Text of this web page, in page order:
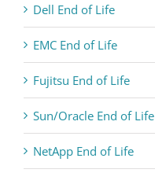
Dell End of Life
EMC End of Life
Fujitsu End of Life
Sun/Oracle End of Life
NetApp End of Life